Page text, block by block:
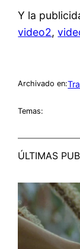
Y la
video2,
Archivado en:
Temas:
ÚLTIMAS